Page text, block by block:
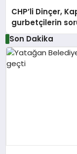
CHP’li Dinçer,
gurbetçilerin
Son Dakika